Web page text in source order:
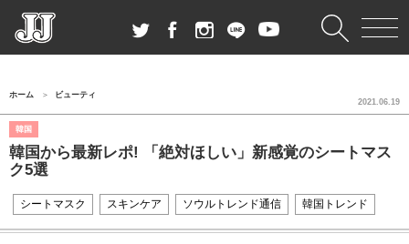
ホーム ビューティ
韓国
韓国から最新レポ! 「絶対ほしい」新感覚のシートマス
ク5選
2021.06.19
シートマスク スキンケア ソウルトレンド通信 韓国トレンド